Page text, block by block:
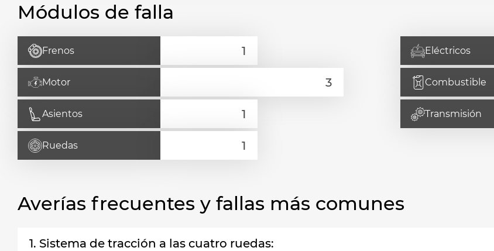
Módulos de falla
Frenos Eléctricos
Motor Combustible
Asientos Transmisión
Ruedas
Averías frecuentes y fallas más comunes
1. Sistema de tracción a las cuatro ruedas: